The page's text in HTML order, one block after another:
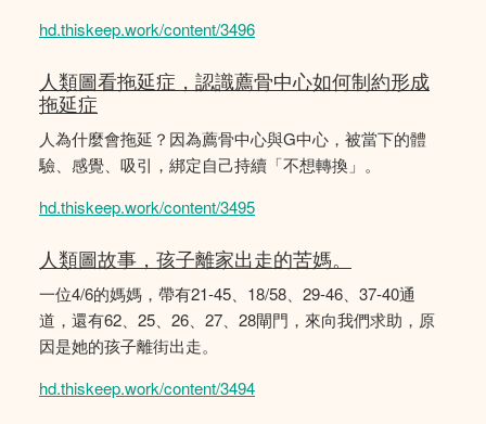
hd.thiskeep.work/content/3496
人類圖看拖延症，認識薦骨中心如何制約形成
拖延症
人為什麼會拖延？因為薦骨中心與G中心，被當下的體
驗、感覺、吸引，綁定自己持續「不想轉換」。
hd.thiskeep.work/content/3495
人類圖故事，孩子離家出走的苦媽。
一位4/6的媽媽，帶有21-45、18/58、29-46、37-40通
道，還有62、25、26、27、28閘門，來向我們求助，原
因是她的孩子離街出走。
hd.thiskeep.work/content/3494